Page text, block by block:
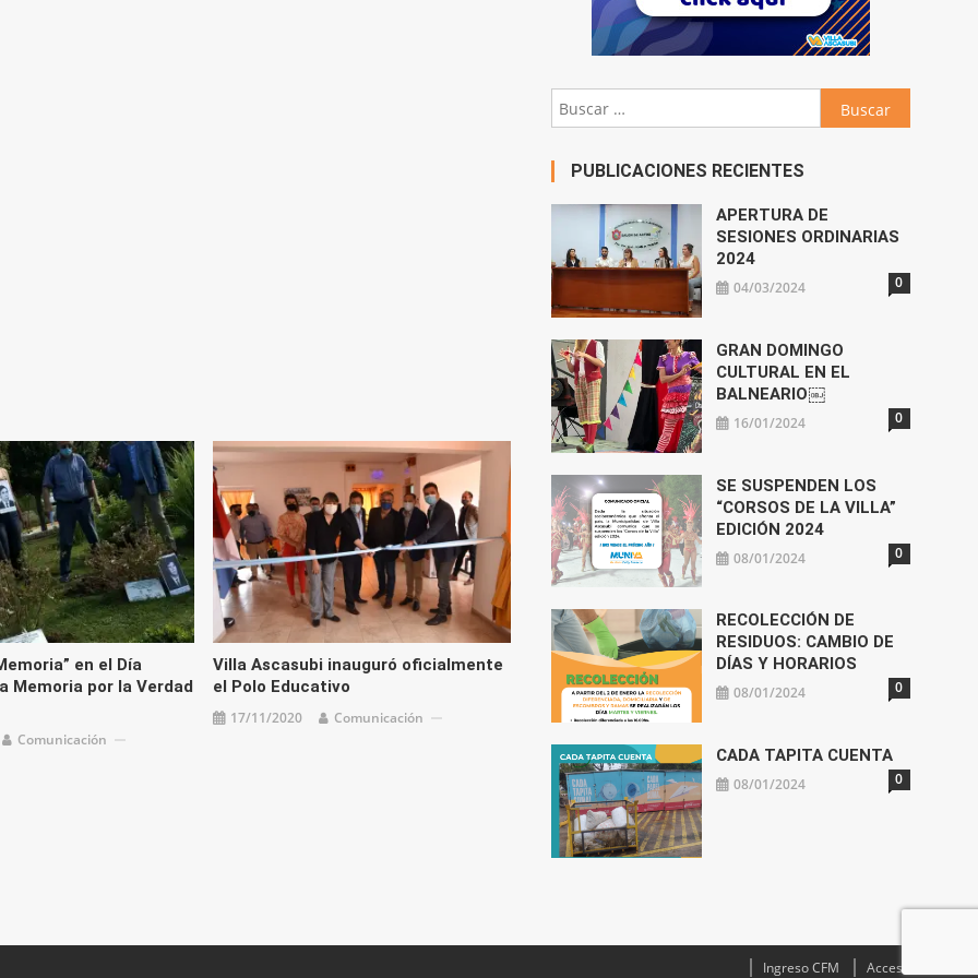
en el Día
Memoria por la Verdad
Comunicación
Villa Ascasubi inauguró oficialmente
el Polo Educativo
17/11/2020 Comunicación
Buscar:
PUBLICACIONES RECIENTES
APERTURA DE
SESIONES ORDINARIAS
2024
04/03/2024 0
GRAN DOMINGO
CULTURAL EN EL
BALNEARIO￼
16/01/2024 0
SE SUSPENDEN LOS
“CORSOS DE LA VILLA”
EDICIÓN 2024
08/01/2024 0
RECOLECCIÓN DE
RESIDUOS: CAMBIO DE
DÍAS Y HORARIOS
08/01/2024 0
CADA TAPITA CUENTA
08/01/2024 0
Ingreso CFM Acceso